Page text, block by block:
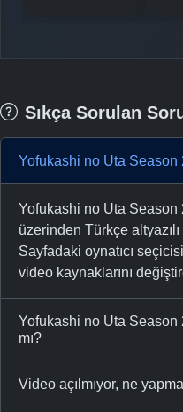
Sıkça Sorulan
Yofukashi no Uta
Yofukashi no Uta Season
üzerinden Türkçe
Sayfadaki oynatıcı
video kaynaklarını
Yofukashi no Uta Season
mı?
Video açılmıyor, ne